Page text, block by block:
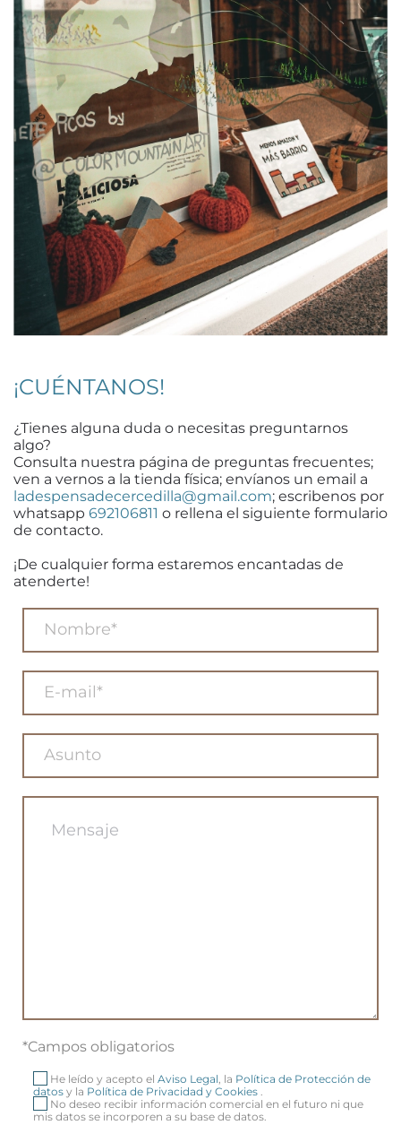
¡CUÉNTANOS!
¿Tienes alguna duda o necesitas preguntarnos
algo?
Consulta nuestra página de preguntas frecuentes;
ven a vernos a la tienda física; envíanos un email a
ladespensadecercedilla@gmail.com; escribenos por
whatsapp 692106811 o rellena el siguiente formulario
de contacto.
¡De cualquier forma estaremos encantadas de
atenderte!
*Campos obligatorios
He leído y acepto el Aviso Legal, la Política de Protección de
datos y la Política de Privacidad y Cookies .
No deseo recibir información comercial en el futuro ni que
mis datos se incorporen a su base de datos.